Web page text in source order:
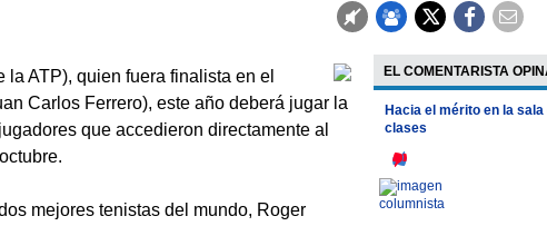
ATP), quien fuera finalista en el
Carlos Ferrero), este año deberá jugar la
que accedieron directamente al
mejores tenistas del mundo, Roger
EL COMENTARISTA
Hacia el mérito en la sala
clases